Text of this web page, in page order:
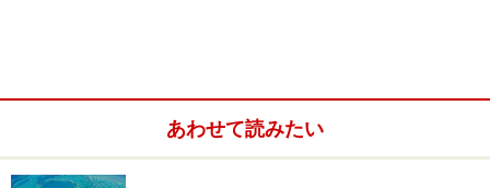
ため、すぐに死んでしまいます。
観賞は夜限定のため、日中と比べてかなり気温が下がり
あわせて読みたい